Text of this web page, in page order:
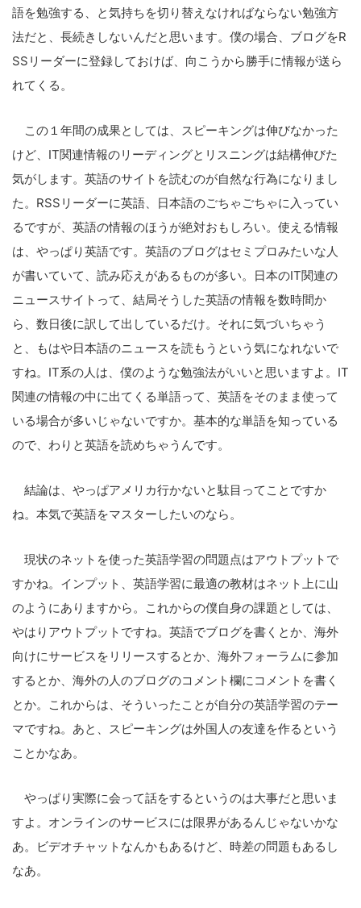
語を勉強する、と気持ちを切り替えなければならない勉強方
法だと、長続きしないんだと思います。僕の場合、ブログをR
SSリーダーに登録しておけば、向こうから勝手に情報が送ら
れてくる。
この１年間の成果としては、スピーキングは伸びなかった
けど、IT関連情報のリーディングとリスニングは結構伸びた
気がします。英語のサイトを読むのが自然な行為になりまし
た。RSSリーダーに英語、日本語のごちゃごちゃに入ってい
るですが、英語の情報のほうが絶対おもしろい。使える情報
は、やっぱり英語です。英語のブログはセミプロみたいな人
が書いていて、読み応えがあるものが多い。日本のIT関連の
ニュースサイトって、結局そうした英語の情報を数時間か
ら、数日後に訳して出しているだけ。それに気づいちゃう
と、もはや日本語のニュースを読もうという気になれないで
すね。IT系の人は、僕のような勉強法がいいと思いますよ。IT
関連の情報の中に出てくる単語って、英語をそのまま使って
いる場合が多いじゃないですか。基本的な単語を知っている
ので、わりと英語を読めちゃうんです。
結論は、やっぱアメリカ行かないと駄目ってことですか
ね。本気で英語をマスターしたいのなら。
現状のネットを使った英語学習の問題点はアウトプットで
すかね。インプット、英語学習に最適の教材はネット上に山
のようにありますから。これからの僕自身の課題としては、
やはりアウトプットですね。英語でブログを書くとか、海外
向けにサービスをリリースするとか、海外フォーラムに参加
するとか、海外の人のブログのコメント欄にコメントを書く
とか。これからは、そういったことが自分の英語学習のテー
マですね。あと、スピーキングは外国人の友達を作るという
ことかなあ。
やっぱり実際に会って話をするというのは大事だと思いま
すよ。オンラインのサービスには限界があるんじゃないかな
あ。ビデオチャットなんかもあるけど、時差の問題もあるし
なあ。
サ
イ
ト